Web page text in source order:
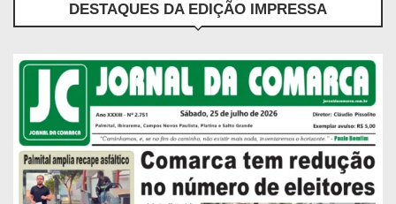
DESTAQUES DA EDIÇÃO IMPRESSA